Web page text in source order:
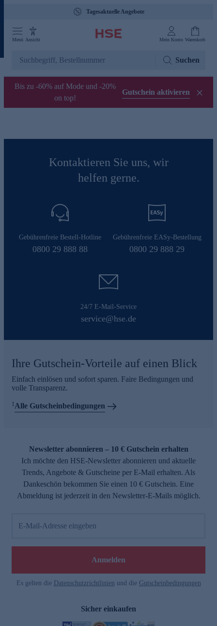
Tagesaktuelle Angebote
Menü Ansicht Mein Konto Warenkorb
Suchen
Bis zu -60% auf Mode und -20%
on top!
Gutschein aktivieren
Kontaktieren Sie uns, wir
helfen gerne.
Gebührenfreie Bestell-Hotline
0800 29 888 88
Gebührenfreie EASy-Bestellung
0800 29 888 29
24/7 E-Mail-Service
service@hse.de
Ihre Gutschein-Vorteile auf einen Blick
Einfach einlösen und sofort sparen. Faire Bedingungen und
volle Transparenz.
1Alle Gutscheinbedingungen
Newsletter abonnieren – 10 € Gutschein erhalten
Ich möchte den HSE-Newsletter abonnieren und aktuelle
Trends, Angebote & Gutscheine per E-Mail erhalten. Als
Dankeschön bekommen Sie einen 10 € Gutschein. Eine
Abmeldung ist jederzeit in den Newsletter-E-Mails möglich.
E-Mail-Adresse eingeben
Anmelden
Es gelten die Datenschutzrichtlinien und die Gutscheinbedingungen
Sicher einkaufen